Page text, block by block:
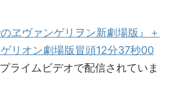
のヱヴァンゲリヲン新劇場版』＋
ゲリオン劇場版冒頭12分37秒00
ライムビデオで配信されていま